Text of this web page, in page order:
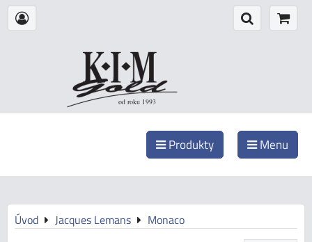
od roku 1993
Produkty Menu
Úvod Jacques Lemans Monaco